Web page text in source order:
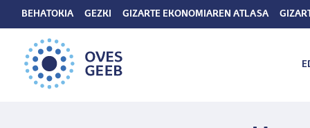
BEHATOKIA GEZKI GIZARTE EKONOMIAREN ATLASA